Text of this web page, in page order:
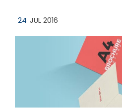
24 JUL 2016